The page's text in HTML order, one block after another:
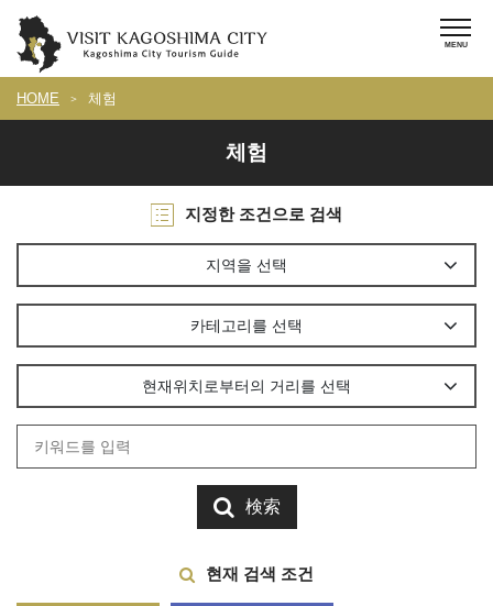
HOME 체험
체험
지정한 조건으로 검색
지역을 선택
카테고리를 선택
현재위치로부터의 거리를 선택
検索
현재 검색 조건